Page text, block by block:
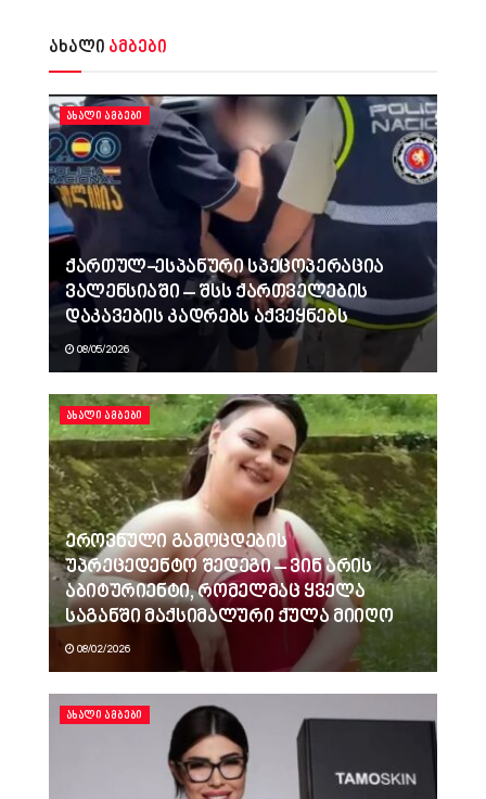
ახალი ამბები
ᲐᲮᲐᲚᲘ ᲐᲛᲑᲔᲑᲘ
ქართულ-ესპანური სპეცოპერაცია
ვალენსიაში – შსს ქართველების
დაკავების კადრებს აქვეყნებს
08/05/2026
ᲐᲮᲐᲚᲘ ᲐᲛᲑᲔᲑᲘ
ეროვნული გამოცდების
უპრეცედენტო შედეგი – ვინ არის
აბიტურიენტი, რომელმაც ყველა
საგანში მაქსიმალური ქულა მიიღო
08/02/2026
ᲐᲮᲐᲚᲘ ᲐᲛᲑᲔᲑᲘ